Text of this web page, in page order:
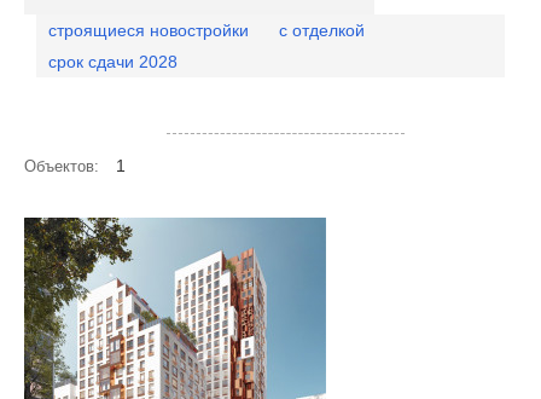
строящиеся новостройки
с отделкой
срок сдачи 2028
Объектов: 1